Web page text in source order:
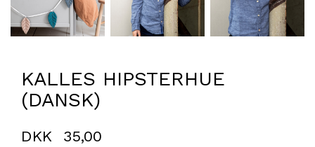
KALLES HIPSTERHUE
(DANSK)
DKK 35,00